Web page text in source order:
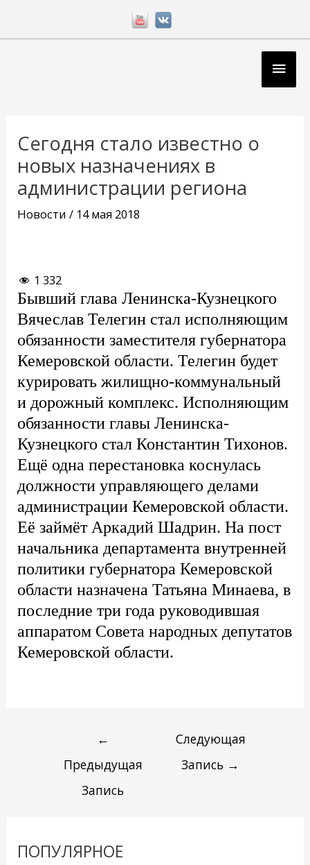
Сегодня стало известно о
новых назначениях в
администрации региона
Новости / 14 мая 2018
1 332
Бывший глава Ленинска-Кузнецкого
Вячеслав Телегин стал исполняющим
обязанности заместителя губернатора
Кемеровской области. Телегин будет
курировать жилищно-коммунальный
и дорожный комплекс. Исполняющим
обязанности главы Ленинска-
Кузнецкого стал Константин Тихонов.
Ещё одна перестановка коснулась
должности управляющего делами
администрации Кемеровской области.
Её займёт Аркадий Шадрин. На пост
начальника департамента внутренней
политики губернатора Кемеровской
области назначена Татьяна Минаева, в
последние три года руководившая
аппаратом Совета народных депутатов
Кемеровской области.
записям
←
Предыдущая
Запись
Следующая
Запись →
ПОПУЛЯРНОЕ